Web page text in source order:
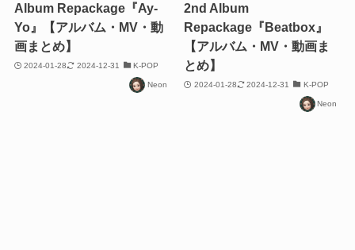
Album Repackage『Ay-
Yo』【アルバム・MV・動
画まとめ】
2024-01-28 2024-12-31 K-POP
Neon
2nd Album
Repackage『Beatbox』
【アルバム・MV・動画ま
とめ】
2024-01-28 2024-12-31 K-POP
Neon